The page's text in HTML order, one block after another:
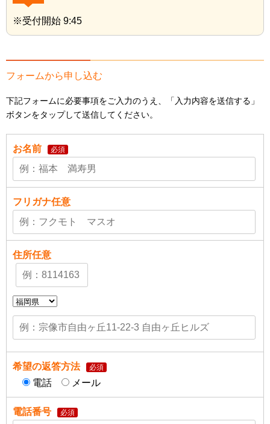
※受付開始 9:45
フォームから申し込む
下記フォームに必要事項をご入力のうえ、「入力内容を送信する」
ボタンをタップして送信してください。
お名前 必須
フリガナ任意
住所任意
希望の返答方法 必須
電話 メール
電話番号 必須